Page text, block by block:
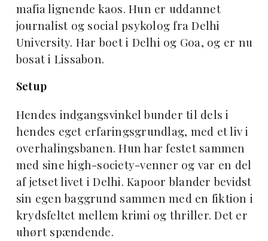
mafia lignende kaos. Hun er uddannet
journalist og social psykolog fra Delhi
University. Har boet i Delhi og Goa, og er nu
bosat i Lissabon.
Setup
Hendes indgangsvinkel bunder til dels i
hendes eget erfaringsgrundlag, med et liv i
overhalingsbanen. Hun har festet sammen
med sine high-society-venner og var en del
af jetset livet i Delhi. Kapoor blander bevidst
sin egen baggrund sammen med en fiktion i
krydsfeltet mellem krimi og thriller. Det er
uhørt spændende.